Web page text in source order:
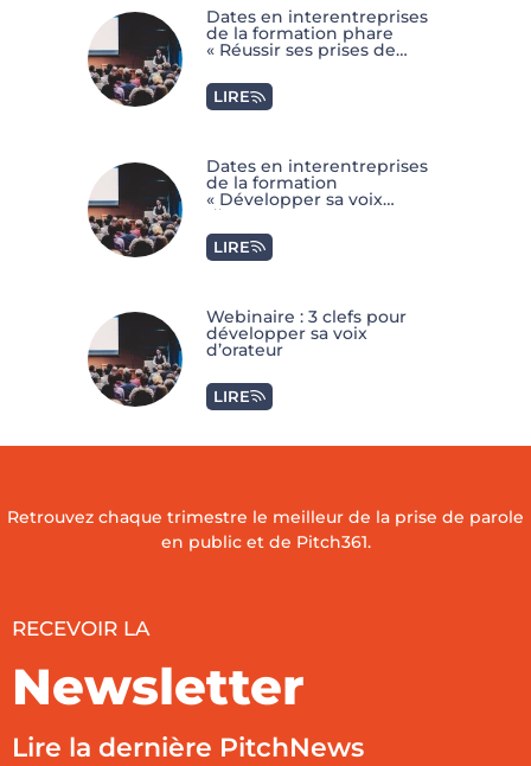
Dates en interentreprises
de la formation phare
« Réussir ses prises de
parole à forts enjeux »
LIRE
Dates en interentreprises
de la formation
« Développer sa voix
d’orateur »
LIRE
Webinaire : 3 clefs pour
développer sa voix
d’orateur
LIRE
Retrouvez chaque trimestre le meilleur de la prise de parole
en public et de Pitch361.
RECEVOIR LA
Newsletter
Lire la dernière PitchNews